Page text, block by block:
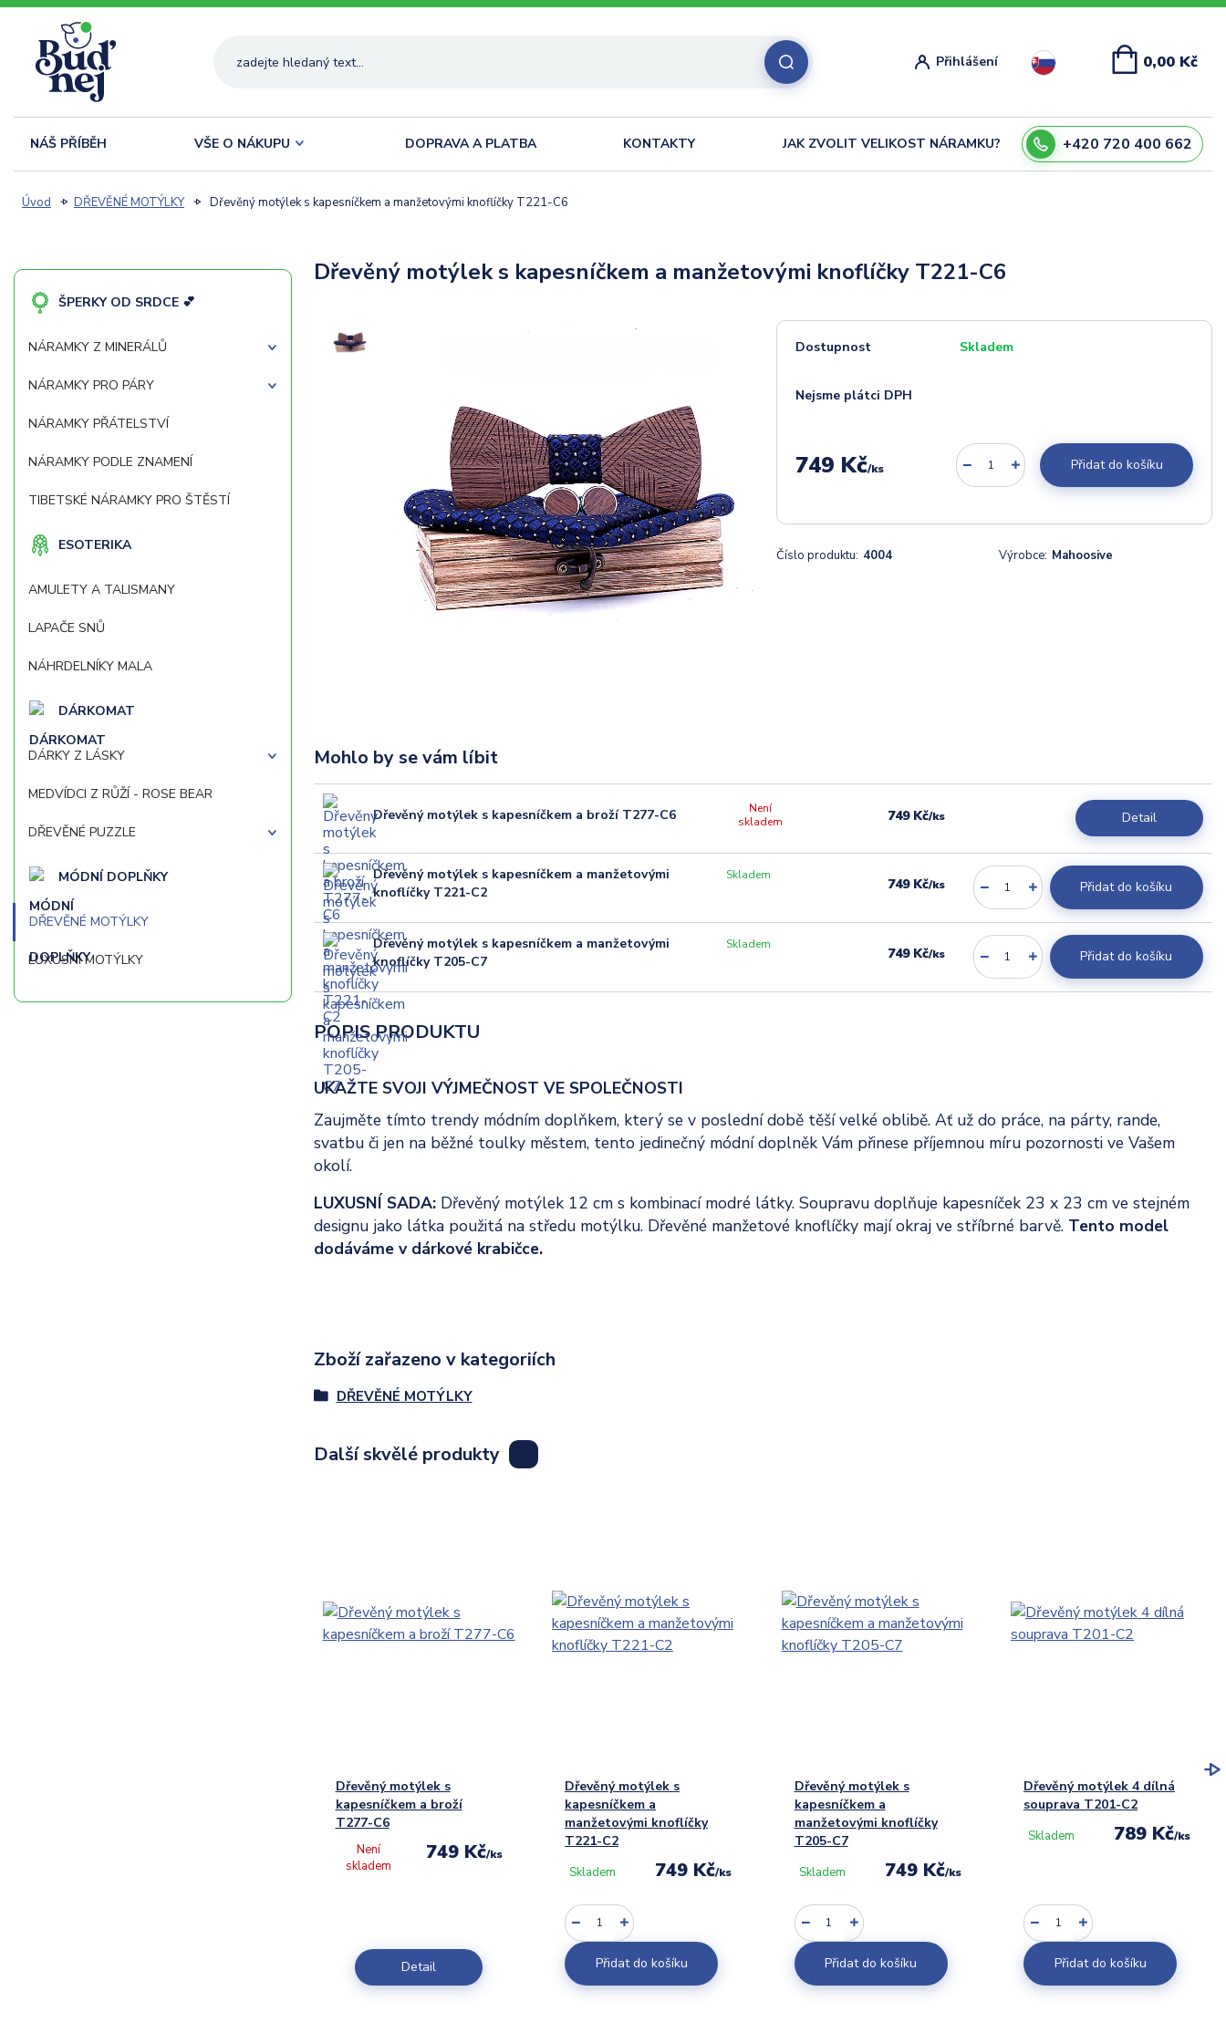
NÁŠ PŘÍBĚH VŠE O NÁKUPU DOPRAVA A PLATBA KONTAKTY JAK ZVOLIT VELIKOST NÁRAMKU?
Přihlášení
+420 720 400 662
0,00 Kč
Úvod DŘEVĚNÉ MOTÝLKY Dřevěný motýlek s kapesníčkem a manžetovými knoflíčky T221-C6
ŠPERKY OD SRDCE 💕
NÁRAMKY Z MINERÁLŮ
NÁRAMKY PRO PÁRY
NÁRAMKY PŘÁTELSTVÍ
NÁRAMKY PODLE ZNAMENÍ
TIBETSKÉ NÁRAMKY PRO ŠTĚSTÍ
ESOTERIKA
AMULETY A TALISMANY
LAPAČE SNŮ
NÁHRDELNÍKY MALA
DÁRKOMAT
DÁRKY Z LÁSKY
MEDVÍDCI Z RŮŽÍ - ROSE BEAR
DŘEVĚNÉ PUZZLE
MÓDNÍ DOPLŇKY
DŘEVĚNÉ MOTÝLKY
LUXUSNÍ MOTÝLKY
Dřevěný motýlek s kapesníčkem a manžetovými knoflíčky T221-C6
Dostupnost Skladem
Nejsme plátci DPH
749 Kč/ks Přidat do košíku
Číslo produktu: 4004 Výrobce: Mahoosive
Mohlo by se vám líbit
Dřevěný motýlek s kapesníčkem a broží T277-C6 749 Kč/ks
Není
skladem
Detail
Dřevěný motýlek s kapesníčkem a manžetovými
knoflíčky T221-C2
749 Kč/ks
Skladem
Přidat do košíku
Dřevěný motýlek s kapesníčkem a manžetovými
knoflíčky T205-C7
749 Kč/ks
Skladem
Přidat do košíku
POPIS PRODUKTU
UKAŽTE SVOJI VÝJMEČNOST VE SPOLEČNOSTI
Zaujměte tímto trendy módním doplňkem, který se v poslední době těší velké oblibě. Ať už do práce, na párty, rande,
svatbu či jen na běžné toulky městem, tento jedinečný módní doplněk Vám přinese příjemnou míru pozornosti ve Vašem
okolí.
LUXUSNÍ SADA:Dřevěný motýlek 12 cm s kombinací modré látky. Soupravu doplňuje kapesníček 23 x 23 cm ve stejném
designu jako látka použitá na středu motýlku. Dřevěné manžetové knoflíčky mají okraj ve stříbrné barvě. Tento model
dodáváme v dárkové krabičce.
Zboží zařazeno v kategoriích
DŘEVĚNÉ MOTÝLKY
Další skvělé produkty
Dřevěný motýlek s
kapesníčkem a broží
T277-C6
749 Kč/ks
Není
skladem
Detail
Dřevěný motýlek s
kapesníčkem a
manžetovými knoflíčky
T221-C2
749 Kč/ks
Skladem
Přidat do košíku
Dřevěný motýlek s
kapesníčkem a
manžetovými knoflíčky
T205-C7
749 Kč/ks
Skladem
Přidat do košíku
Dřevěný motýlek 4 dílná
souprava T201-C2
789 Kč/ks
Skladem
Přidat do košíku